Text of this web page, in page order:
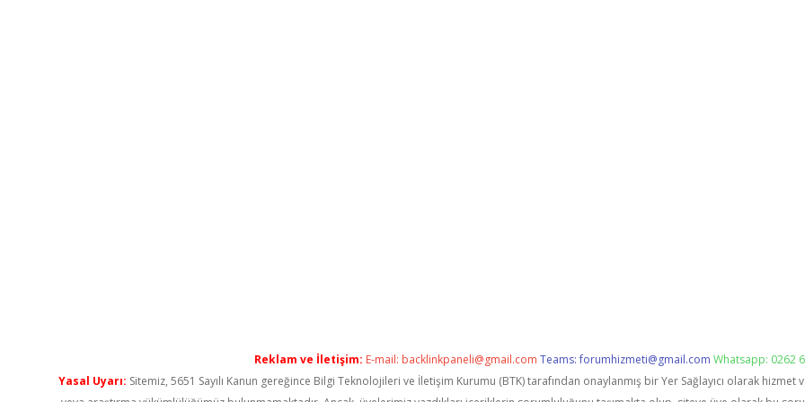
Reklam ve İletişim: E-mail: backlinkpaneli@gmail.com Teams:forumhizmeti@gmail.com Whatsapp: 0262
Yasal Uyarı: Sitemiz, 5651 Sayılı Kanun gereğince Bilgi Teknolojileri ve İletişim Kurumu (BTK) tarafından onaylanmış bir Yer Sağlayıcı olarak